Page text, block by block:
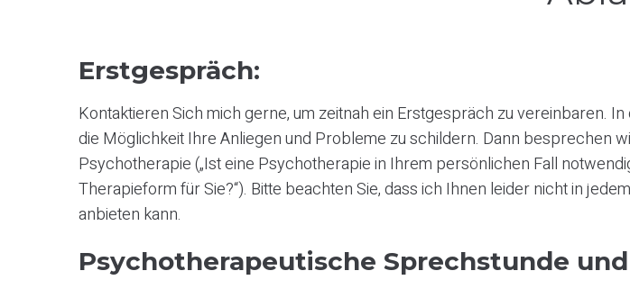
Erstgespräch:
Kontaktieren Sich mich gerne, um zeitnah ein Erstgespräch zu vereinbaren. In
die Möglichkeit Ihre Anliegen und Probleme zu schildern. Dann besprechen
Psychotherapie („Ist eine Psychotherapie in Ihrem persönlichen Fall
Therapieform für Sie?“). Bitte beachten Sie, dass ich Ihnen leider nicht in
anbieten kann.
Psychotherapeutische Sprechstunde